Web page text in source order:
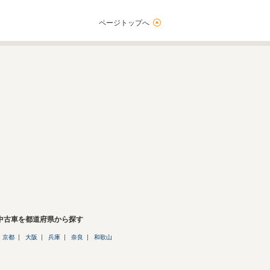
ページトップへ
古車を都道府県から探す
京都 大阪 兵庫 奈良 和歌山